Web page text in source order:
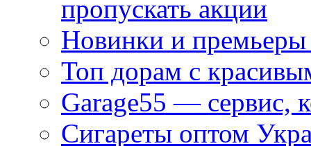
пропускать акции
Новинки и
Топ дорам с
Garage55 — сервис,
Сигареты оптом